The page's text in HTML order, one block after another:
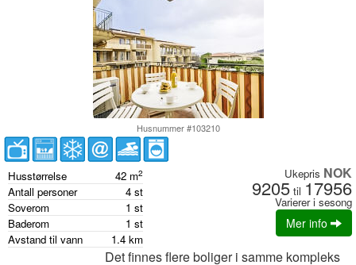
Husnummer #103210
Husstørrelse 42 m2
Antall personer 4 st
Soverom
1 st
Baderom
1 st
Avstand til vann
1.4 km
Ukepris NOK
9205 til 17956
Varierer i sesong
Mer info
Det finnes flere boliger i samme kompleks